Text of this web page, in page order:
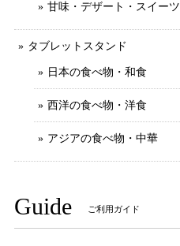
甘味・デザート・スイーツ
タブレットスタンド
日本の食べ物・和食
西洋の食べ物・洋食
アジアの食べ物・中華
Guide ご利用ガイド